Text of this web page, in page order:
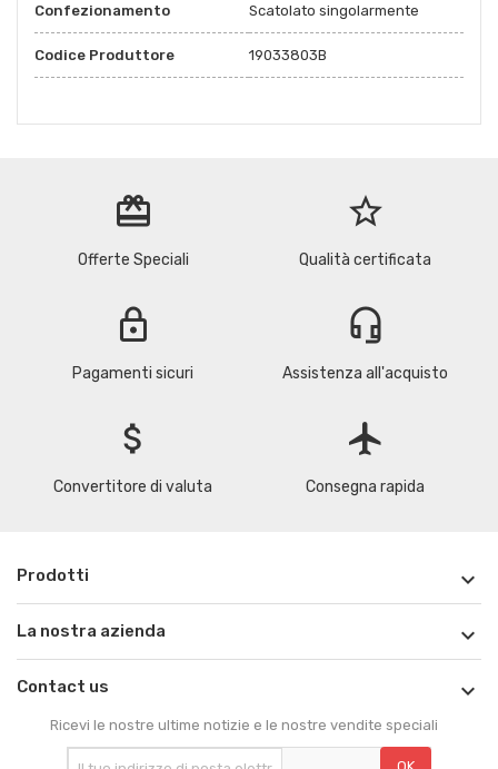
Confezionamento Scatolato singolarmente
Codice Produttore 19033803B
redeem
Offerte Speciali
star_border
Qualità certificata
lock
Pagamenti sicuri
headset_mic
Assistenza all'acquisto
attach_money
Convertitore di valuta
flight
Consegna rapida
Prodotti 
La nostra azienda 
Contact us 
Ricevi le nostre ultime notizie e le nostre vendite speciali